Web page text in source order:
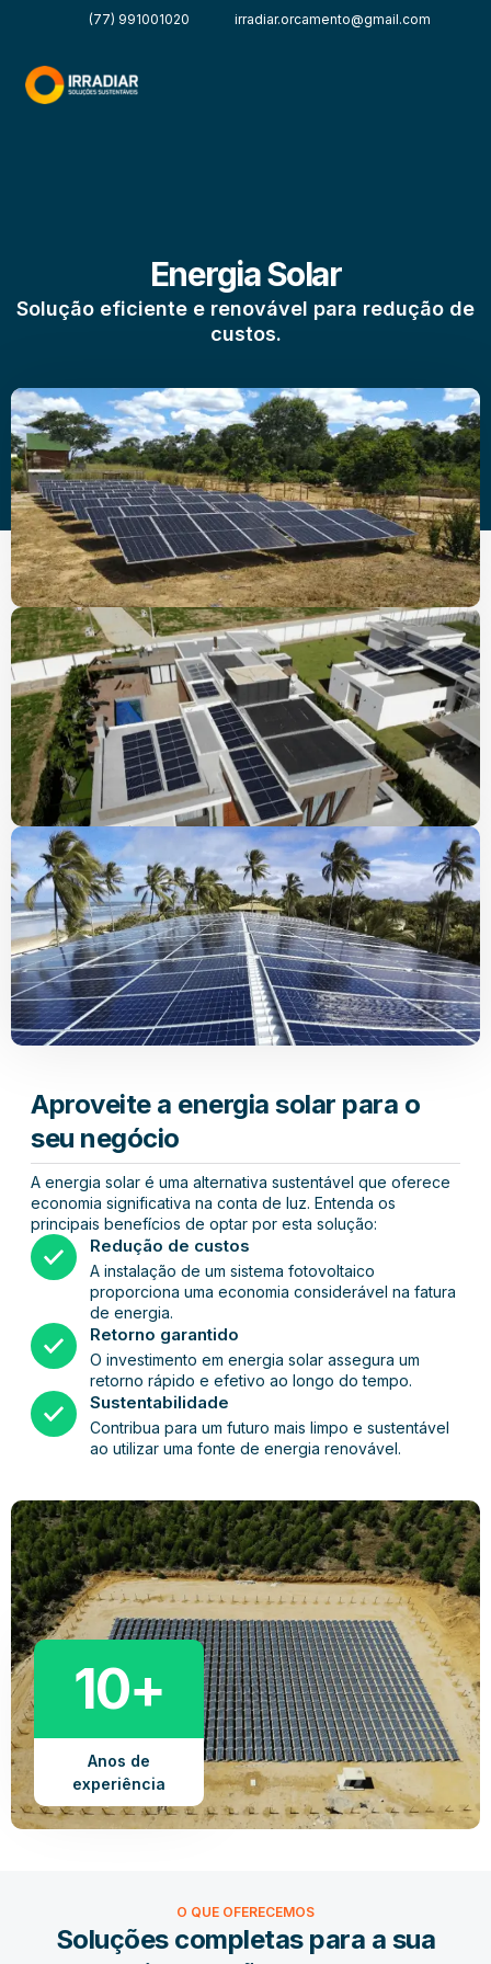
(77) 991001020 irradiar.orcamento@gmail.com
Energia Solar
Solução eficiente e renovável para redução de
custos.
Aproveite a energia solar para o
seu negócio
A energia solar é uma alternativa sustentável que oferece
economia significativa na conta de luz. Entenda os
principais benefícios de optar por esta solução:
Redução de custos
A instalação de um sistema fotovoltaico
proporciona uma economia considerável na fatura
de energia.
Retorno garantido
O investimento em energia solar assegura um
retorno rápido e efetivo ao longo do tempo.
Sustentabilidade
Contribua para um futuro mais limpo e sustentável
ao utilizar uma fonte de energia renovável.
10+
Anos de
experiência
O QUE OFERECEMOS
Soluções completas para a sua